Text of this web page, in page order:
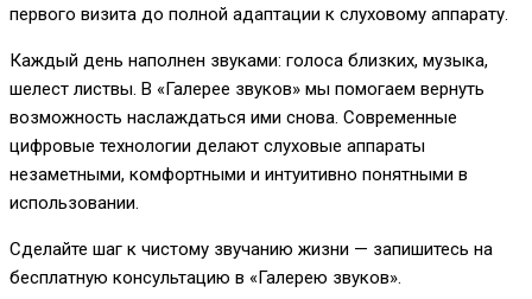
первого визита до полной адаптации к слуховому аппарату.
Каждый день наполнен звуками: голоса близких, музыка,
шелест листвы. В «Галерее звуков» мы помогаем вернуть
возможность наслаждаться ими снова. Современные
цифровые технологии делают слуховые аппараты
незаметными, комфортными и интуитивно понятными в
использовании.
Сделайте шаг к чистому звучанию жизни — запишитесь на
бесплатную консультацию в «Галерею звуков».